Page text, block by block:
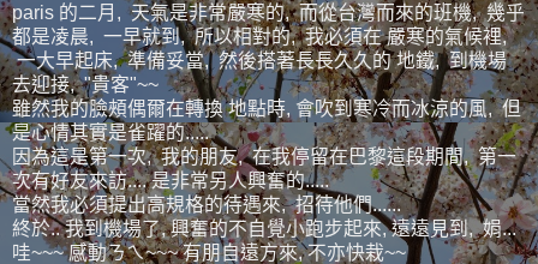
paris 的二月, 天氣是非常嚴寒的, 而從台灣而來的班機, 幾乎
都是凌晨, 一早就到, 所以相對的, 我必須在 嚴寒的氣候裡,
一大早起床, 準備妥當, 然後搭著長長久久的 地鐵, 到機場
去迎接, "貴客"~~
雖然我的臉頰偶爾在轉換 地點時, 會吹到寒冷而冰涼的風, 但
是心情其實是雀躍的.....
因為這是第一次, 我的朋友, 在我停留在巴黎這段期間, 第一
次有好友來訪.... 是非常另人興奮的.....
當然我必須提出高規格的待遇來, 招待他們......
終於.. 我到機場了, 興奮的不自覺小跑步起來, 遠遠見到, 娟...
哇~~~ 感動ㄋㄟ~~~ 有朋自遠方來, 不亦快栽~~